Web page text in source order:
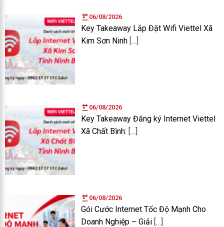
06/08/2026
Key Takeaway Lắp Đặt Wifi Viettel Xã
Kim Sơn Ninh […]
06/08/2026
Key Takeaway Đăng ký Internet Viettel
Xã Chất Bình: […]
06/08/2026
Gói Cước Internet Tốc Độ Mạnh Cho
Doanh Nghiệp – Giải […]